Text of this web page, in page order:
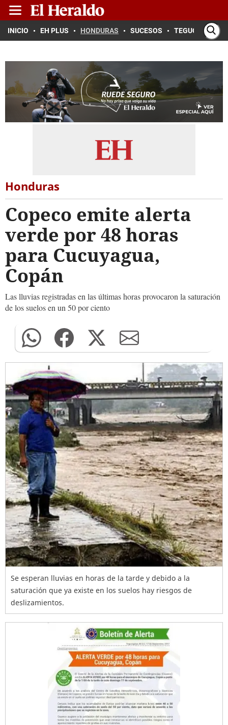
INICIO EH PLUS HONDURAS SUCESOS TEGUCIGALPA
Honduras
Copeco emite alerta
verde por 48 horas
para Cucuyagua,
Copán
Las lluvias registradas en las últimas horas provocaron la saturación
de los suelos en un 50 por ciento
Se esperan lluvias en horas de la tarde y debido a la
saturación que ya existe en los suelos hay riesgos de
deslizamientos.